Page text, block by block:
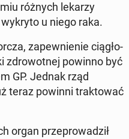
różnych lekarzy
u niego raka.
za­pew­nie­nie cią­gło­
zdro­wot­nej powinno być
GP. Jednak rząd
teraz powinni trak­to­wać
organ prze­pro­wa­dził